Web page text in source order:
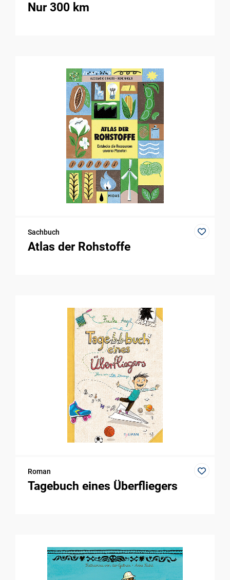
Nur 300 km
Sachbuch
Atlas der Rohstoffe
Roman
Tagebuch eines Überfliegers